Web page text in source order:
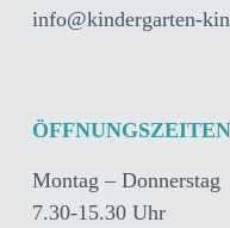
info@kindergarten-
ÖFFNUNGSZEITEN
Montag – Donnerstag
7.30-15.30 Uhr